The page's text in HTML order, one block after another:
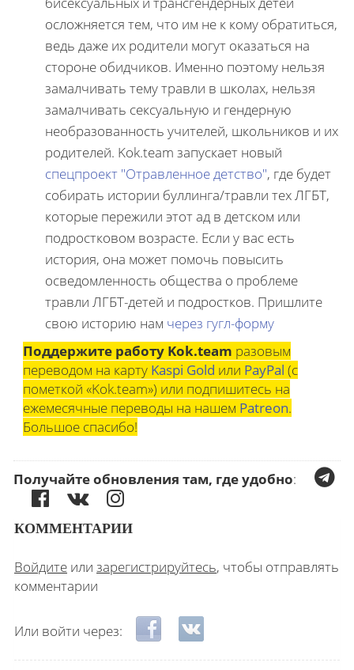
осложняется тем, что им не к кому обратиться,
ведь даже их родители могут оказаться на
стороне обидчиков. Именно поэтому нельзя
замалчивать тему травли в школах, нельзя
замалчивать сексуальную и гендерную
необразованность учителей, школьников и их
родителей. Kok.team запускает новый
спецпроект "Отравленное детство", где будет
собирать истории буллинга/травли тех ЛГБТ,
которые пережили этот ад в детском или
подростковом возрасте. Если у вас есть
история, она может помочь повысить
осведомленность общества о проблеме
травли ЛГБТ-детей и подростков. Пришлите
свою историю нам через гугл-форму
Поддержите работу Kok.team разовым
переводом на карту Kaspi Gold или PayPal (с
пометкой «Kok.team») или подпишитесь на
ежемесячные переводы на нашем Patreon.
Большое спасибо!
Получайте обновления там, где удобно:
КОММЕНТАРИИ
Войдите или зарегистрируйтесь, чтобы отправлять
комментарии
Или войти через: Login with Facebook
Login with ВКонтакте